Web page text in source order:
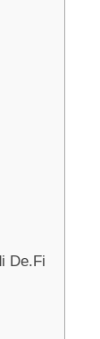
De.Fi